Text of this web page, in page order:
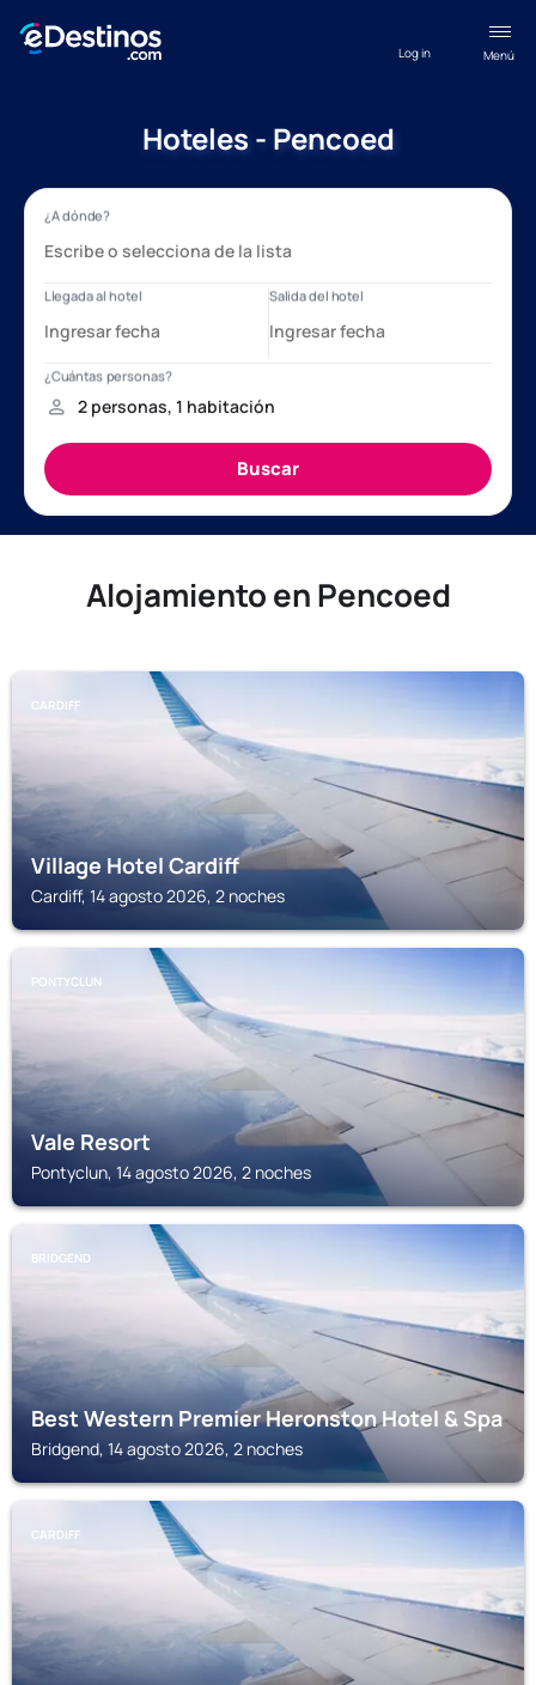
Menú
Log in
Hoteles - Pencoed
Alojamiento en Pencoed
CARDIFF
Village Hotel Cardiff
Cardiff, 14 agosto 2026, 2 noches
PONTYCLUN
Vale Resort
Pontyclun, 14 agosto 2026, 2 noches
BRIDGEND
Best Western Premier Heronston Hotel & Spa
Bridgend, 14 agosto 2026, 2 noches
CARDIFF